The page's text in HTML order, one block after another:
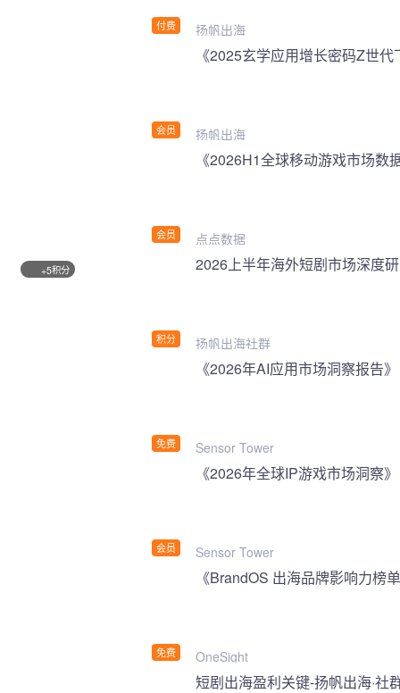
付费 扬帆出海
会员
《2025玄学应用增长密码Z世
扬帆出海
会员
《2026H1全球移动游戏市场数
点点数据
+5积分
积分
2026上半年海外短剧市场深度
扬帆出海社群
免费
《2026年AI应用市场洞察报告》
Sensor Tower
会员
《2026年全球IP游戏市场洞察》
Sensor Tower
免费
《BrandOS 出海品牌影响力榜
OneSight
短剧出海盈利关键-扬帆出海·社